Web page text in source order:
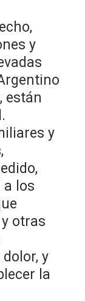
y
están
y
a los
otras
y
la